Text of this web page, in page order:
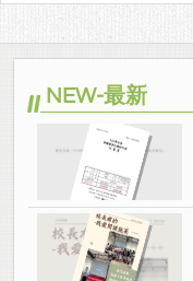
NEW-最新